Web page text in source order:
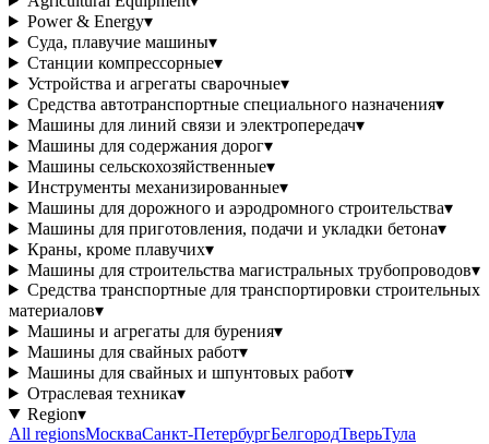
Power & Energy▾
Суда, плавучие машины▾
Станции компрессорные▾
Устройства и агрегаты сварочные▾
Средства автотранспортные специального назначения▾
Машины для линий связи и электропередач▾
Машины для содержания дорог▾
Машины сельскохозяйственные▾
Инструменты механизированные▾
Машины для дорожного и аэродромного строительства▾
Машины для приготовления, подачи и укладки бетона▾
Краны, кроме плавучих▾
Машины для строительства магистральных трубопроводов▾
Средства транспортные для транспортировки строительных
материалов▾
Машины и агрегаты для бурения▾
Машины для свайных работ▾
Машины для свайных и шпунтовых работ▾
Отраслевая техника▾
Region▾
All regionsМоскваСанкт-ПетербургБелгородТверьТула